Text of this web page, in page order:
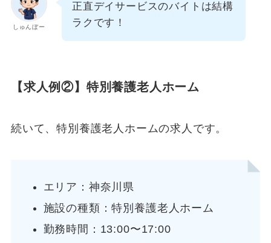
しゅんぼー
正直デイサービスのバイトは結構
ラクです！
【求人例②】特別養護老人ホーム
続いて、特別養護老人ホームの求人です。
エリア：神奈川県
施設の種類：特別養護老人ホーム
勤務時間：13:00〜17:00